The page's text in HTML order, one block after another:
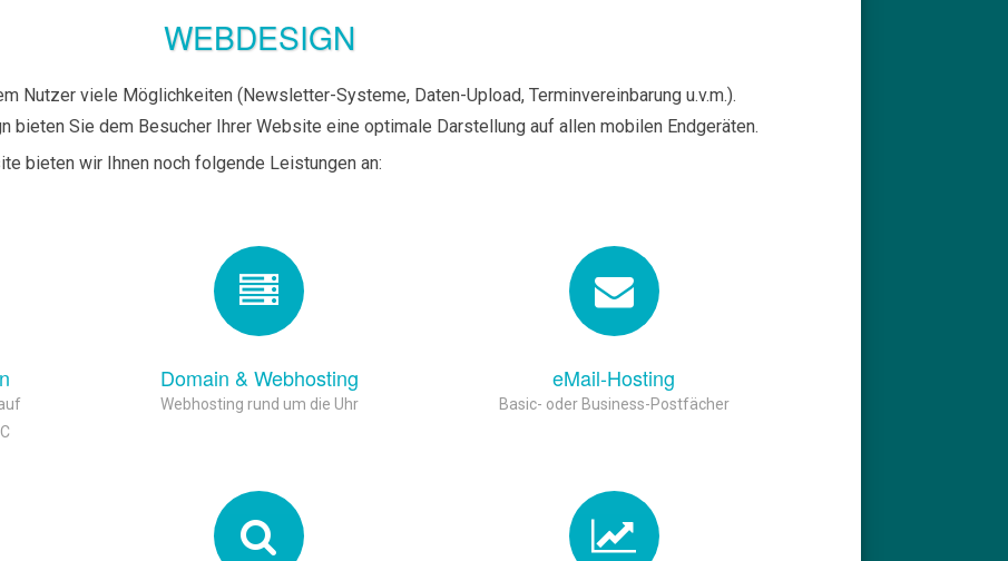
WEBDESIGN
Nutzer viele Möglichkeiten (Newsletter-Systeme, Daten-Upload, Terminvereinbarung u.v.m.).
bieten Sie dem Besucher Ihrer Website eine optimale Darstellung auf allen mobilen Endgeräten.
bieten wir Ihnen noch folgende Leistungen an:
Domain & Webhosting
Webhosting rund um die Uhr
eMail-Hosting
Basic- oder Business-Postfächer